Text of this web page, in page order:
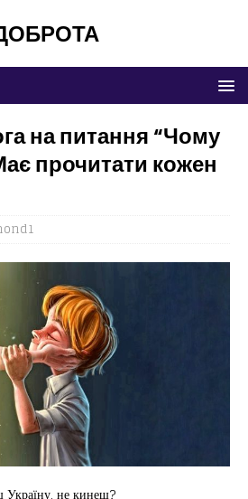
на питання “Чому
прочитати кожен
не кинеш?